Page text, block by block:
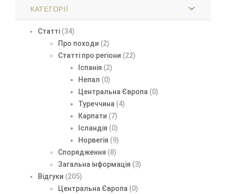
КАТЕГОРІЇ
Статті (34)
Про походи (2)
Статті про регіони (22)
Іспанія (2)
Непал (0)
Центральна Європа (0)
Туреччина (4)
Карпати (7)
Ісландія (0)
Норвегія (9)
Спорядження (8)
Загальна інформація (3)
Відгуки (205)
Центральна Європа (0)